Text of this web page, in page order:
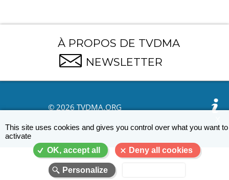
À PROPOS DE TVDMA
NEWSLETTER
© 2026 TVDMA.ORG
This site uses cookies and gives you control over what you want to
activate
OK, accept all
Deny all cookies
Personalize